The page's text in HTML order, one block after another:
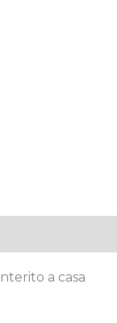
a casa